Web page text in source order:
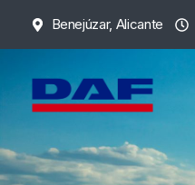
contenido
Benejúzar, Alicante